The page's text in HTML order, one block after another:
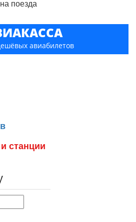
поезда
авиабилетов
станции